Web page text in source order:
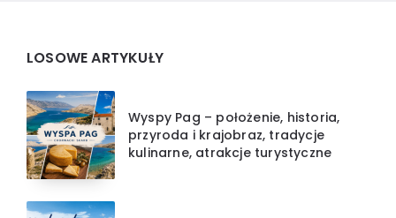
LOSOWE ARTYKUŁY
Wyspy Pag – położenie, historia,
przyroda i krajobraz, tradycje
kulinarne, atrakcje turystyczne